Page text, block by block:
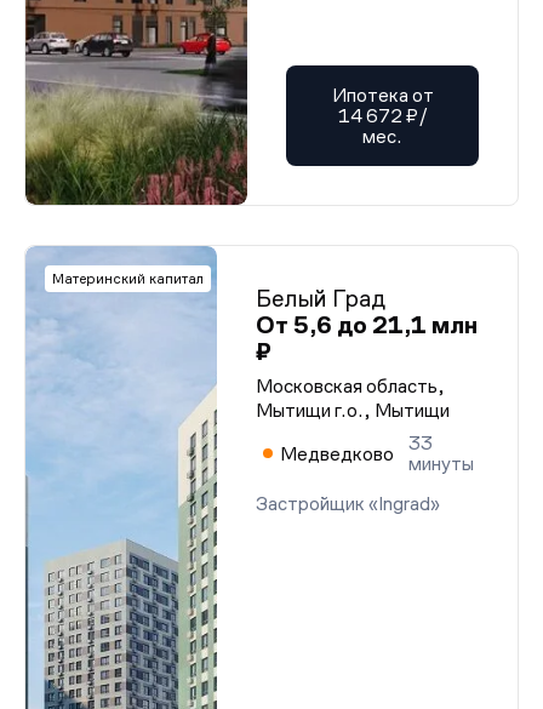
Ипотека от
14 672 ₽/
мес.
Материнский капитал
Белый Град
От 5,6 до 21,1 млн
₽
Московская область,
Мытищи г.о., Мытищи
Медведково
33
минуты
Застройщик «Ingrad»